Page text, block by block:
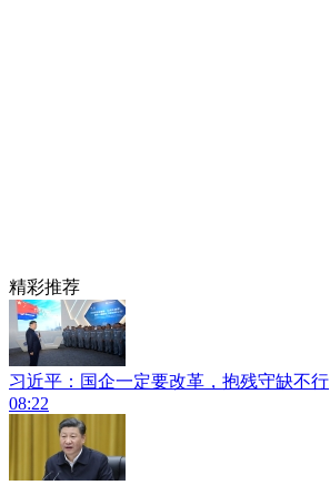
精彩推荐
习近平：国企一定要改革，抱残守缺不行
08:22